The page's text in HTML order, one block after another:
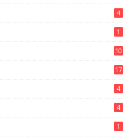
4
1
10
17
4
4
1